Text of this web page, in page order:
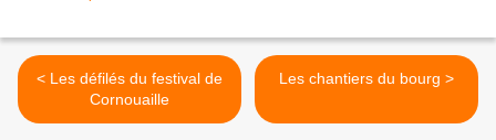
< Les défilés du festival de
Cornouaille
Les chantiers du bourg >